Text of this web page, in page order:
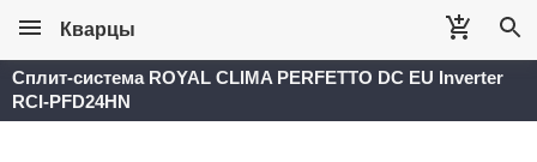
Кварцы
Сплит-система ROYAL CLIMA PERFETTO DC EU Inverter
RCI-PFD24HN